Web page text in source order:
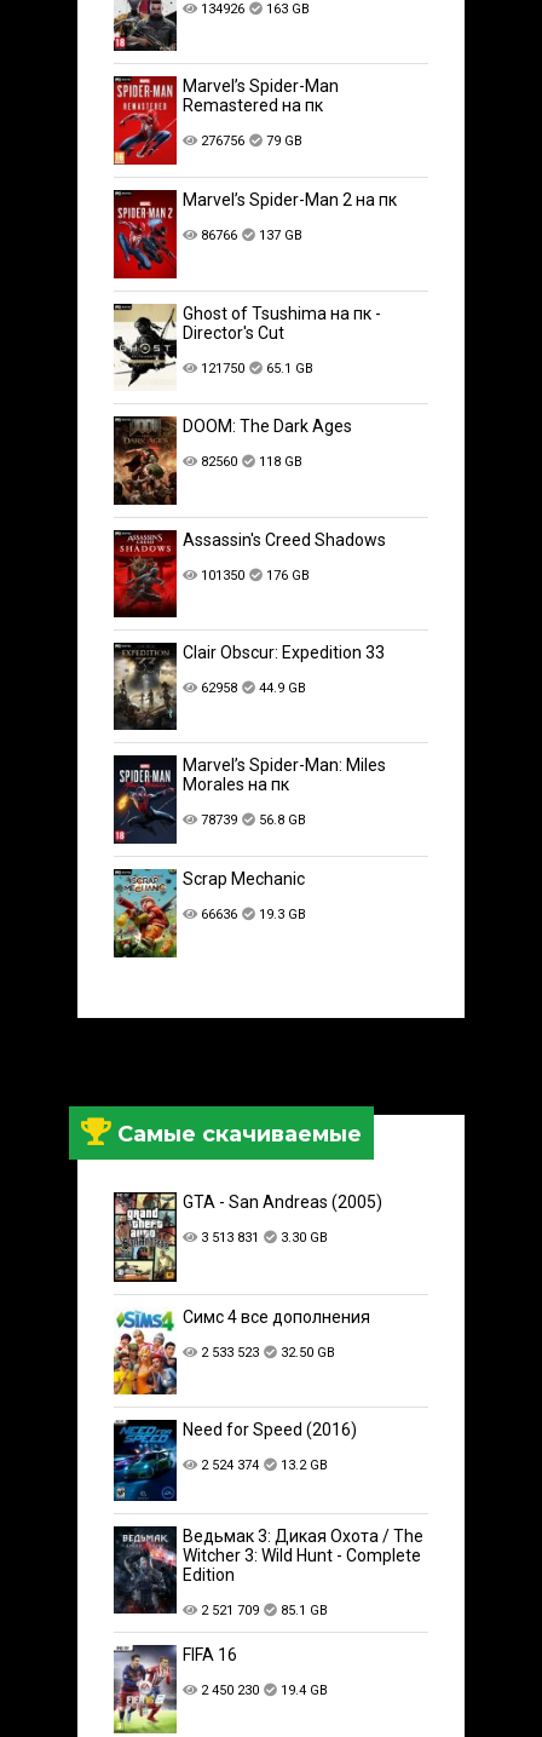
134926 163 GB
Marvel’s Spider-Man
Remastered на пк
276756 79 GB
Marvel’s Spider-Man 2 на пк
86766 137 GB
Ghost of Tsushima на пк -
Director's Cut
121750 65.1 GB
DOOM: The Dark Ages
82560 118 GB
Assassin's Creed Shadows
101350 176 GB
Clair Obscur: Expedition 33
62958 44.9 GB
Marvel’s Spider-Man: Miles
Morales на пк
78739 56.8 GB
Scrap Mechanic
66636 19.3 GB
Самые скачиваемые
GTA - San Andreas (2005)
3 513 831 3.30 GB
Симс 4 все дополнения
2 533 523 32.50 GB
Need for Speed (2016)
2 524 374 13.2 GB
Ведьмак 3: Дикая Охота / The
Witcher 3: Wild Hunt - Complete
Edition
2 521 709 85.1 GB
FIFA 16
2 450 230 19.4 GB